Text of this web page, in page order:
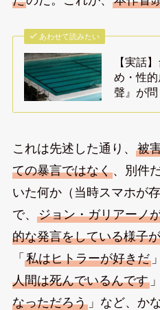
あわせて読みたい
【実話
め・性
聲』が
これは先述した通り、 被
ての暴言ではなく、別件
いた何か（当時スマホが
で、 ジョン・ガリアーノ
的な発言をしている様子
「 私はヒトラーが好きだ
人間は死んでいるんです
なっただろう」など、か